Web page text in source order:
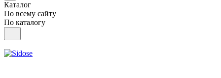
Каталог
По всему сайту
По каталогу